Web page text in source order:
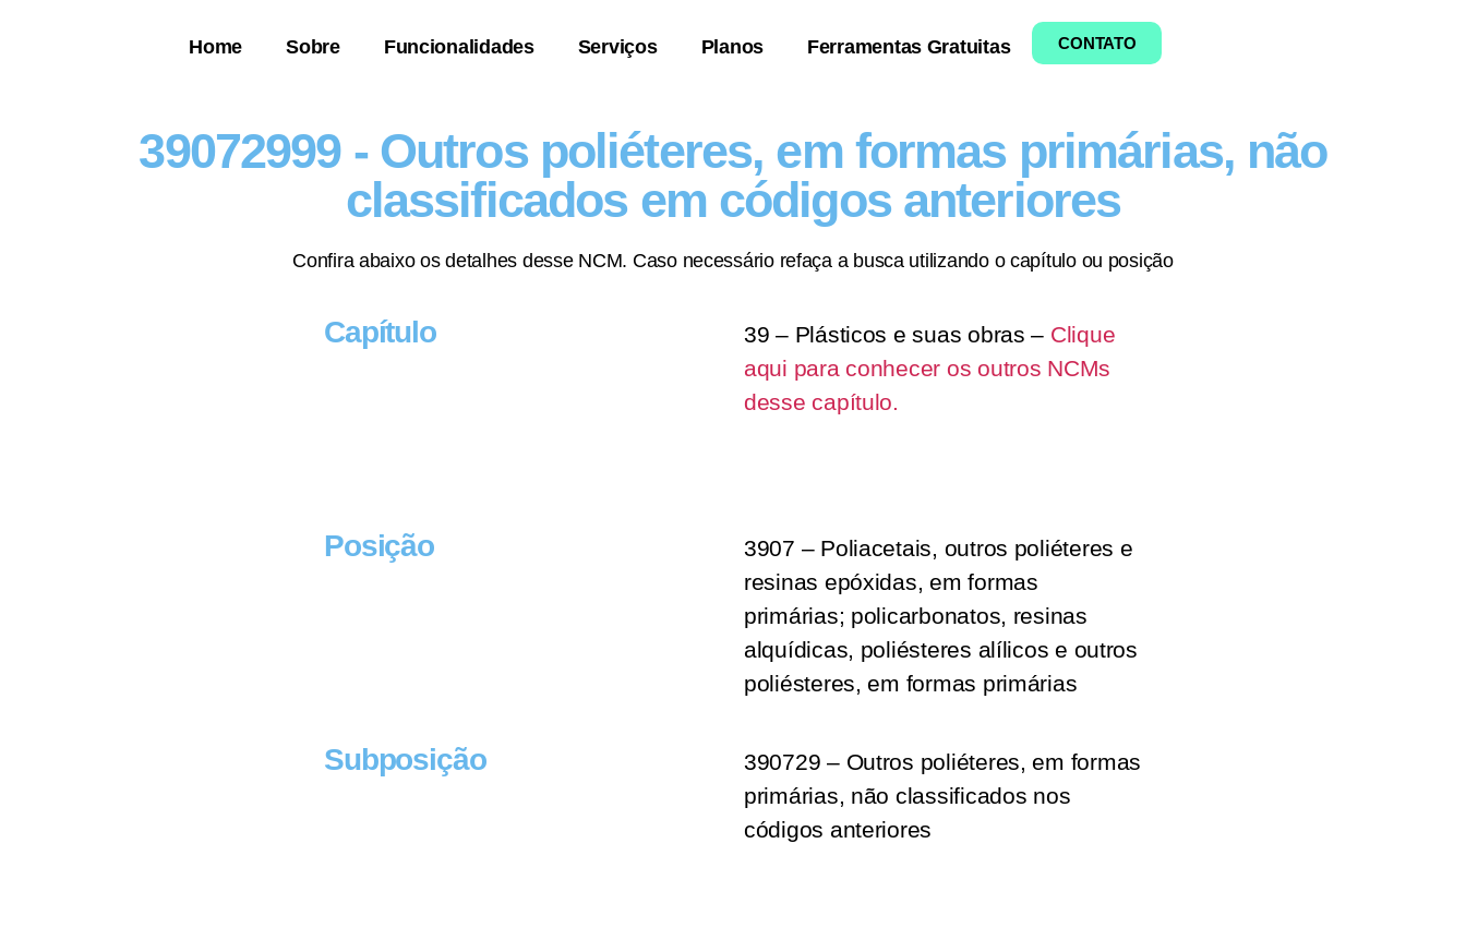
Home Sobre Funcionalidades Serviços Planos Ferramentas Gratuitas CONTATO
39072999 - Outros poliéteres, em formas primárias, não
classificados em códigos anteriores
Confira abaixo os detalhes desse NCM. Caso necessário refaça a busca utilizando o capítulo ou posição
Capítulo 39 – Plásticos e suas obras – Clique
aqui para conhecer os outros NCMs
desse capítulo.
Posição
3907 – Poliacetais, outros poliéteres e
resinas epóxidas, em formas
primárias; policarbonatos, resinas
alquídicas, poliésteres alílicos e outros
poliésteres, em formas primárias
Subposição
390729 – Outros poliéteres, em formas
primárias, não classificados nos
códigos anteriores